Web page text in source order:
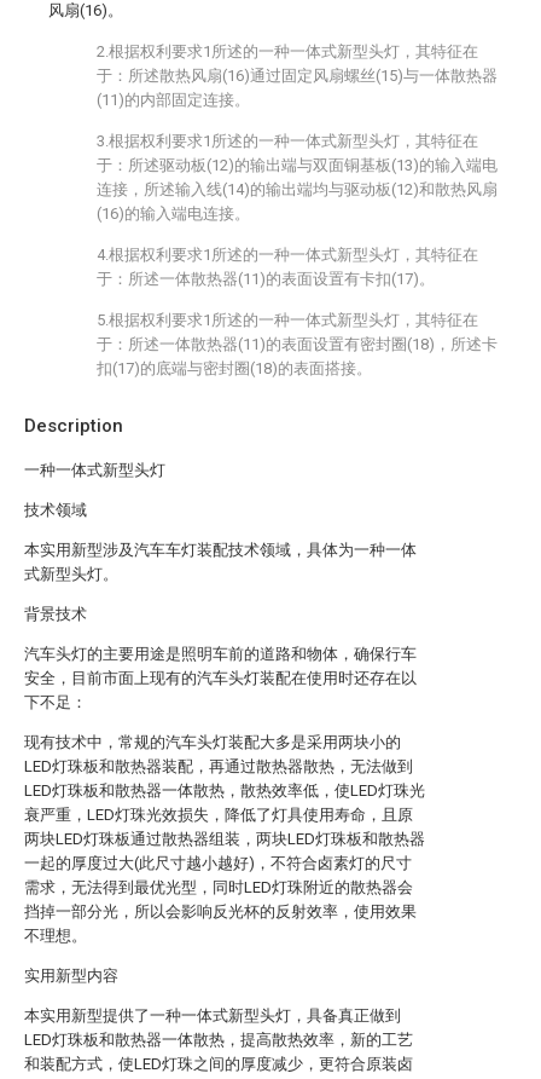
Description
一种一体式新型头灯
技术领域
本实用新型涉及汽车车灯装配技术领域，具体为一种一体
式新型头灯。
背景技术
汽车头灯的主要用途是照明车前的道路和物体，确保行车
安全，目前市面上现有的汽车头灯装配在使用时还存在以
下不足：
现有技术中，常规的汽车头灯装配大多是采用两块小的
LED灯珠板和散热器装配，再通过散热器散热，无法做到
LED灯珠板和散热器一体散热，散热效率低，使LED灯珠光
衰严重，LED灯珠光效损失，降低了灯具使用寿命，且原
两块LED灯珠板通过散热器组装，两块LED灯珠板和散热器
一起的厚度过大(此尺寸越小越好)，不符合卤素灯的尺寸
需求，无法得到最优光型，同时LED灯珠附近的散热器会
挡掉一部分光，所以会影响反光杯的反射效率，使用效果
不理想。
实用新型内容
本实用新型提供了一种一体式新型头灯，具备真正做到
LED灯珠板和散热器一体散热，提高散热效率，新的工艺
和装配方式，使LED灯珠之间的厚度减少，更符合原装卤
风扇(16)。
2.根据权利要求1所述的一种一体式新型头灯，其特征在
于：所述散热风扇(16)通过固定风扇螺丝(15)与一体散热器
(11)的内部固定连接。
3.根据权利要求1所述的一种一体式新型头灯，其特征在
于：所述驱动板(12)的输出端与双面铜基板(13)的输入端电
连接，所述输入线(14)的输出端均与驱动板(12)和散热风扇
(16)的输入端电连接。
4.根据权利要求1所述的一种一体式新型头灯，其特征在
于：所述一体散热器(11)的表面设置有卡扣(17)。
5.根据权利要求1所述的一种一体式新型头灯，其特征在
于：所述一体散热器(11)的表面设置有密封圈(18)，所述卡
扣(17)的底端与密封圈(18)的表面搭接。